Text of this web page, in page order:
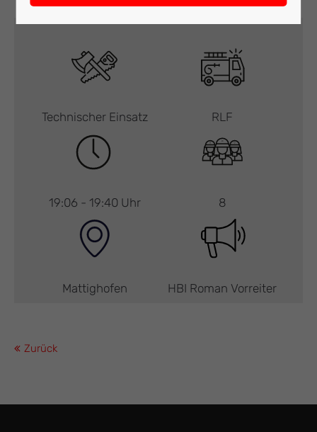
Technischer Einsatz RLF
19:06 - 19:40 Uhr 8
Mattighofen HBI Roman Vorreiter
Zurück